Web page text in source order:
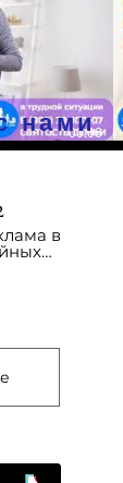
00:06
2
в
нами